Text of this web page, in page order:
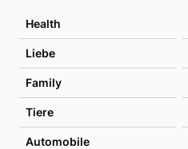
Health
Liebe
Family
Tiere
Automobile